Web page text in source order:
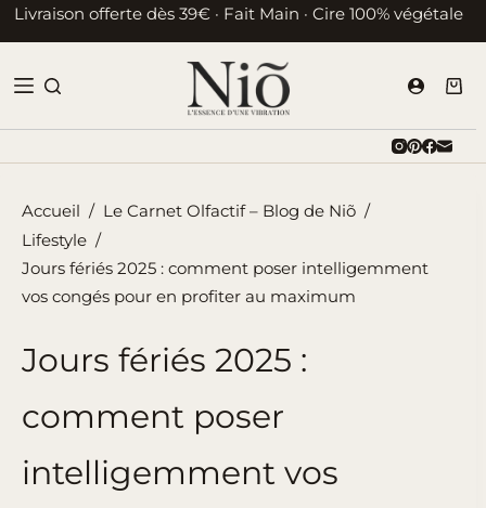
Passer
au
Livraison offerte dès 39€ · Fait Main · Cire 100% végétale
Accueil / Le Carnet Olfactif – Blog de Niõ /
Lifestyle /
Jours fériés 2025 : comment poser intelligemment
vos congés pour en profiter au maximum
Jours fériés 2025 :
comment poser
intelligemment vos